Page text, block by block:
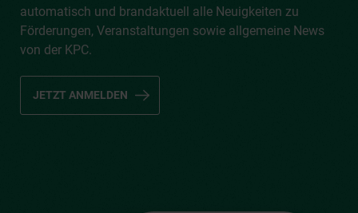
automatisch und brandaktuell alle Neuigkeiten zu
Förderungen, Veranstaltungen sowie allgemeine News
von der KPC.
JETZT ANMELDEN